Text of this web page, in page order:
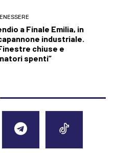
a Finale Emilia, in
industriale.
chiuse e
spenti”